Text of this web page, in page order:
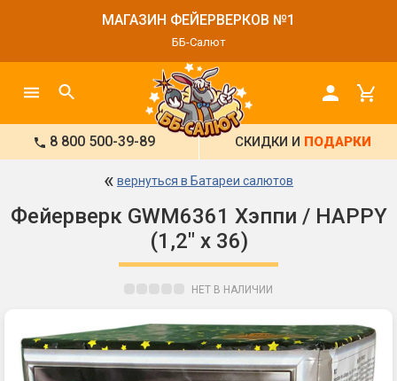
МАГАЗИН ФЕЙЕРВЕРКОВ №1
ББ-Салют
8 800 500-39-89 СКИДКИ И ПОДАРКИ
« вернуться в Батареи салютов
Фейерверк GWM6361 Хэппи / HAPPY
(1,2" х 36)
НЕТ В НАЛИЧИИ